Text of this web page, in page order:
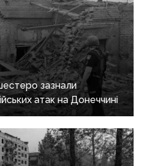
зазнали
атак на Донеччині